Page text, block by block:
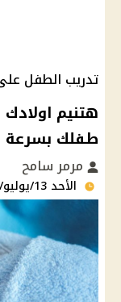
تدريب الطفل
هتنيم
طفلك بسرعة
مرمر سامح
الأحد 13/يوليو/2025 - 07:00 ص